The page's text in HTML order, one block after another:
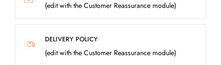
(edit with the Customer Reassurance module)
DELIVERY POLICY
(edit with the Customer Reassurance module)